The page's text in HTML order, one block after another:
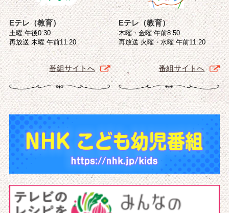
Eテレ（教育）
土曜 午後0:30
再放送 木曜 午前11:20
番組サイトへ
Eテレ（教育）
木曜・金曜 午前8:50
再放送 火曜・水曜 午前11:20
番組サイトへ